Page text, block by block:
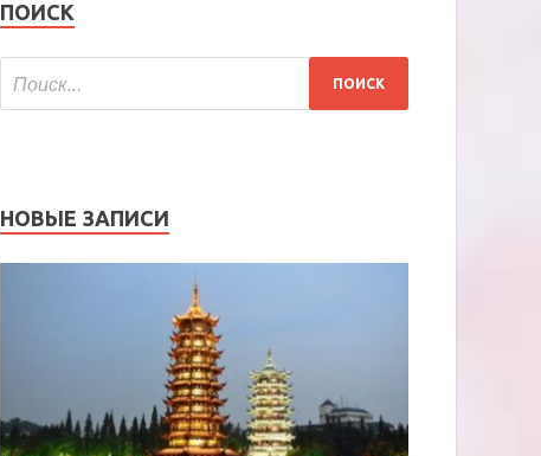
ПОИСК
НОВЫЕ ЗАПИСИ